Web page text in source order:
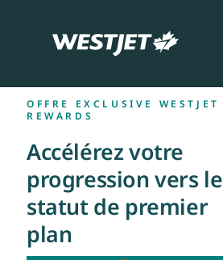
Réserver
Se préparer
Voyager
OFFRE EXCLUSIVE WESTJET
REWARDS
Accélérez votre
progression vers le
statut de premier
plan